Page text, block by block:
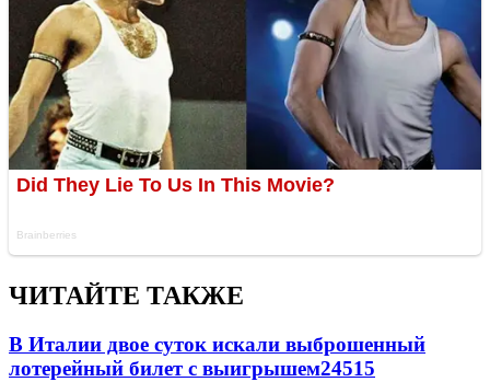
ЧИТАЙТЕ ТАКЖЕ
В Италии двое суток искали выброшенный
лотерейный билет с выигрышем24515